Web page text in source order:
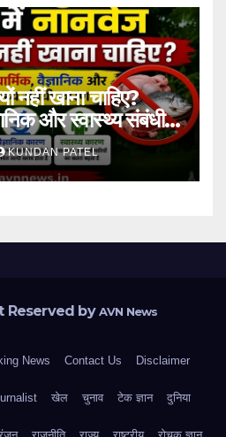
नहीं खाना चाहिए?
और स्वास्थ्य संबंधी
KUNDAN PATEL
Reserved byAVN News
News Contact Us Disclaimer
खेल चुनाव टेक ज्ञान दुनिया